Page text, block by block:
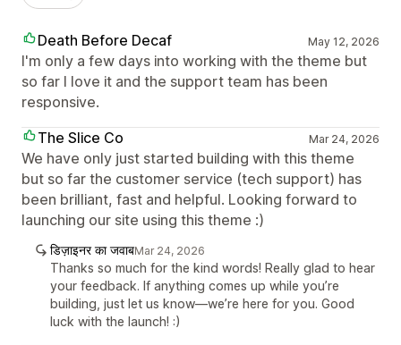
Death Before Decaf May 12, 2026
I'm only a few days into working with the theme but
so far I love it and the support team has been
responsive.
The Slice Co
Mar 24, 2026
We have only just started building with this theme
but so far the customer service (tech support) has
been brilliant, fast and helpful. Looking forward to
launching our site using this theme :)
डिज़ाइनर का जवाबMar 24, 2026
Thanks so much for the kind words! Really glad to hear
your feedback. If anything comes up while you’re
building, just let us know—we’re here for you. Good
luck with the launch! :)